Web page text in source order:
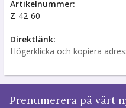
Artikelnummer:
Z-42-60
Direktlänk:
Högerklicka och kopiera
Prenumerera på vårt